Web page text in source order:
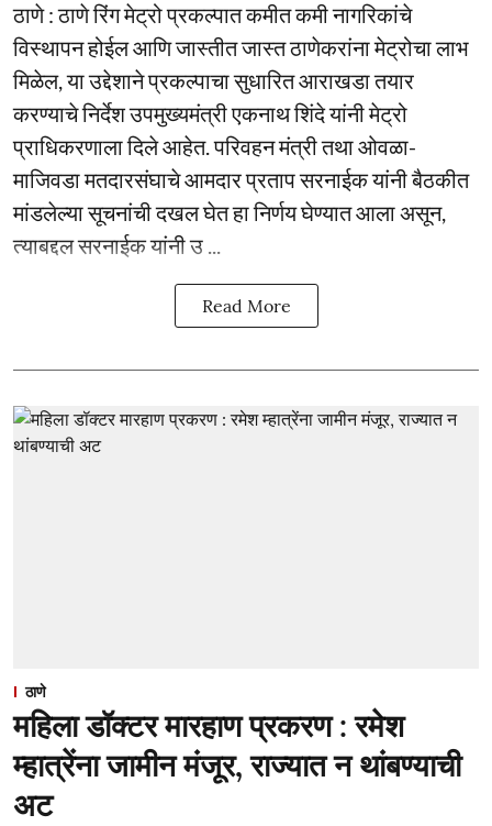
ठाणे : ठाणे रिंग मेट्रो प्रकल्पात कमीत कमी नागरिकांचे
विस्थापन होईल आणि जास्तीत जास्त ठाणेकरांना मेट्रोचा लाभ
मिळेल, या उद्देशाने प्रकल्पाचा सुधारित आराखडा तयार
करण्याचे निर्देश उपमुख्यमंत्री एकनाथ शिंदे यांनी मेट्रो
प्राधिकरणाला दिले आहेत. परिवहन मंत्री तथा ओवळा-
माजिवडा मतदारसंघाचे आमदार प्रताप सरनाईक यांनी बैठकीत
मांडलेल्या सूचनांची दखल घेत हा निर्णय घेण्यात आला असून,
त्याबद्दल सरनाईक यांनी उ ...
Read More
ठाणे
महिला डॉक्टर मारहाण प्रकरण : रमेश
म्हात्रेंना जामीन मंजूर, राज्यात न थांबण्याची
अट